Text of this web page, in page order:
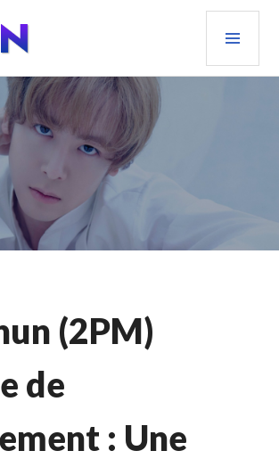
(2PM)
de
: Une